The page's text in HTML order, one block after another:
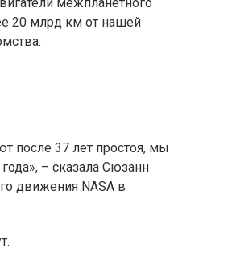
20 млрд км от нашей
после 37 лет простоя, мы
– сказала Сюзанн
движения NASA в